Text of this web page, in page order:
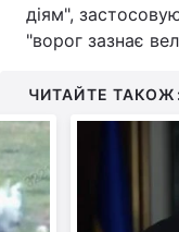
діям",
"ворог зазнає
ЧИТАЙТЕ ТАКОЖ: